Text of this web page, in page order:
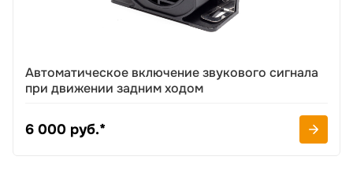
Автоматическое включение звукового сигнала
при движении задним ходом
6 000 руб.*